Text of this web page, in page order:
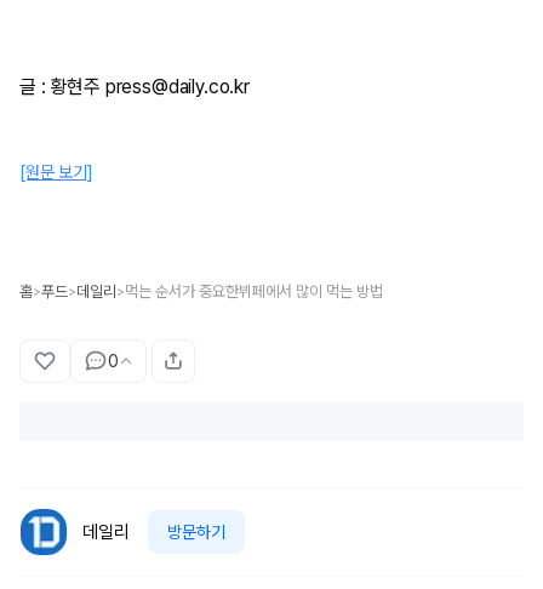
글 : 황현주 press@daily.co.kr
[원문 보기]
홈>푸드>데일리 >먹는 순서가 중요한뷔페에서 많이 먹는 방법
0
데일리 방문하기